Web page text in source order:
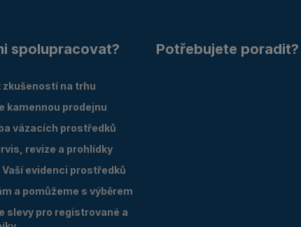
spolupracovat?
zkušeností na trhu
kamennou prodejnu
vázacích prostředků
revize a prohlídky
evidenci prostředků
a pomůžeme s výběrem
slevy pro registrované a
Potřebujete poradit?